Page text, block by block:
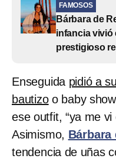
FAMOSOS
Bárbara de
infancia vivió
prestigioso
Enseguida pidió a
bautizoo baby
ese outfit, “ya me
Asimismo,
tendencia de uñas